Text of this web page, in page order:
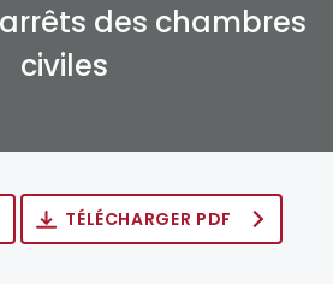
des chambres
civiles
TÉLÉCHARGER PDF